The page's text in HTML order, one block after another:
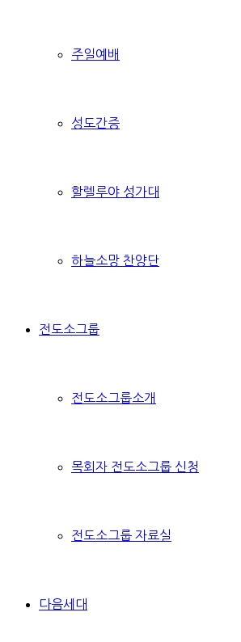
주일예배
성도간증
할렐루야 성가대
하늘소망 찬양단
전도소그룹
전도소그룹소개
목회자 전도소그룹 신청
전도소그룹 자료실
다음세대